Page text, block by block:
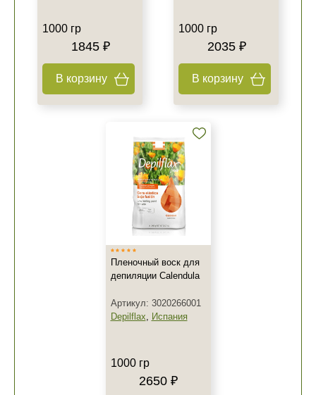
1000 гр
1845 ₽
В корзину
1000 гр
2035 ₽
В корзину
Пленочный воск для
депиляции Calendula
Артикул: 3020266001
Depilflax, Испания
1000 гр
2650 ₽